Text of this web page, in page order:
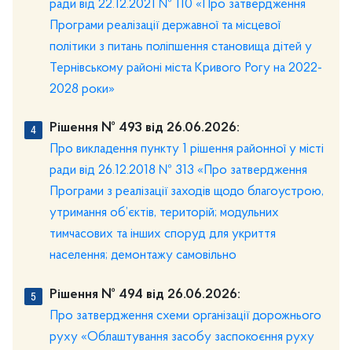
ради від 22.12.2021 № 110 «Про затвердження
Програми реалізації державної та місцевої
політики з питань поліпшення становища дітей у
Тернівському районі міста Кривого Рогу на 2022-
2028 роки»
Рішення № 493 від 26.06.2026:
Про викладення пункту 1 рішення районної у місті
ради від 26.12.2018 № 313 «Про затвердження
Програми з реалізації заходів щодо благоустрою,
утримання об’єктів, територій; модульних
тимчасових та інших споруд для укриття
населення; демонтажу самовільно
Рішення № 494 від 26.06.2026:
Про затвердження схеми організації дорожнього
руху «Облаштування засобу заспокоєння руху